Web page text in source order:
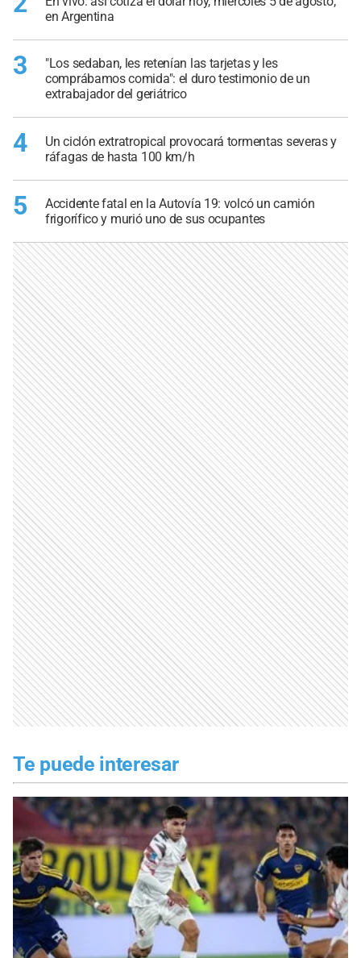
en Argentina
3
"Los sedaban, les retenían las tarjetas y les
comprábamos comida": el duro testimonio de un
extrabajador del geriátrico
4
Un ciclón extratropical provocará tormentas severas y
ráfagas de hasta 100 km/h
5
Accidente fatal en la Autovía 19: volcó un camión
frigorífico y murió uno de sus ocupantes
Te puede interesar